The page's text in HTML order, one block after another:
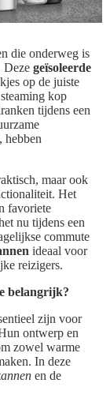
die onderweg is
Deze geïsoleerde
op de juiste
kop
tijdens een
hebben
maar ook
Het
favoriete
nu tijdens een
commute
ideaal voor
reizigers.
belangrijk?
zijn voor
ontwerp en
zowel warme
In deze
en de